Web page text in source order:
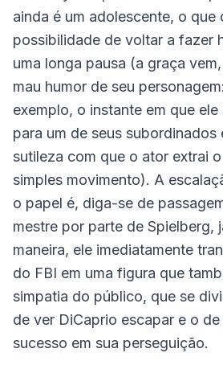
ainda é um adolescente, o que
possibilidade de voltar a fazer
uma longa pausa (a graça
mau humor de seu
exemplo, o instante em que
para um de seus subordinados
sutileza com que o ator extrai
simples movimento). A
o papel é, diga-se de
mestre por parte de Spielberg,
maneira, ele imediatamente
do FBI em uma figura que
simpatia do público, que se
de ver DiCaprio escapar e o
sucesso em sua perseguição.